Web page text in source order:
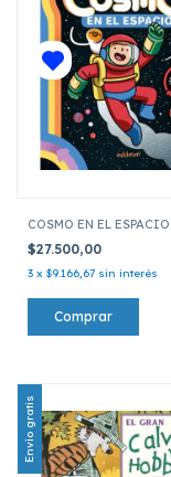
COSMO EN EL ESPACIO
$27.500,00
3 x $9.166,67 sin interés
Envío gratis